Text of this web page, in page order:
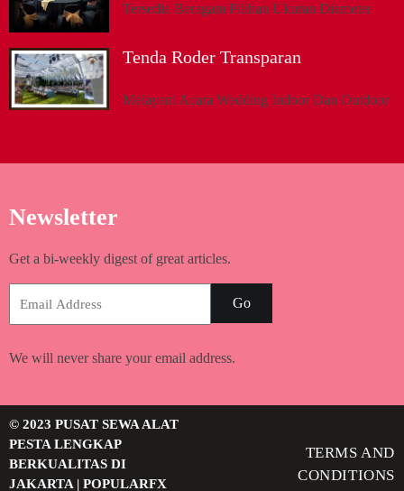
Tersedia Beragam Pilihan Ukuran Diameter
Tenda Roder Transparan
Melayani Acara Wedding Indoor Dan Outdoor
Newsletter
Get a bi-weekly digest of great articles.
Go
We will never share your email address.
© 2023 PUSAT SEWA ALAT
PESTA LENGKAP
BERKUALITAS DI
JAKARTA | POPULARFX
TERMS AND
CONDITIONS